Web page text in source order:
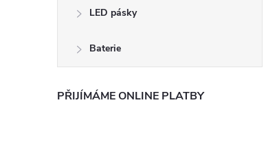
LED pásky
Baterie
PŘIJÍMÁME ONLINE PLATBY